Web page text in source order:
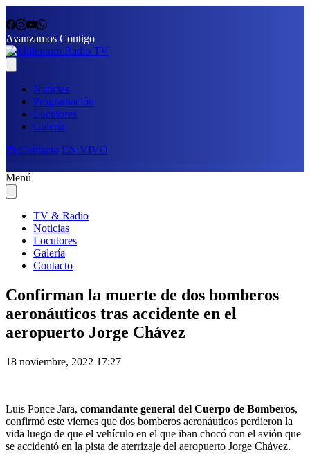
Avanzamos Contigo
Noticias
Programación
Locutores
Galería
📩 Contacto EN VIVO
Menú
TV & Radio
Noticias
Locutores
Galería
Contacto
Confirman la muerte de dos bomberos
aeronáuticos tras accidente en el
aeropuerto Jorge Chávez
18 noviembre, 2022 17:27
Luis Ponce Jara, comandante general del Cuerpo de Bomberos,
confirmó este viernes que dos bomberos aeronáuticos perdieron la
vida luego de que el vehículo en el que iban chocó con el avión que
se accidentó en la pista de aterrizaje del aeropuerto Jorge Chávez.